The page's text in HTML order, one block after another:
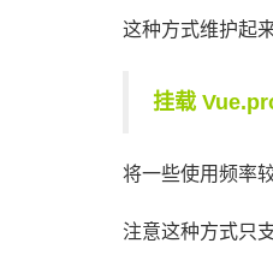
这种方式维护起
挂载
将一些使用频率
注意这种方式只